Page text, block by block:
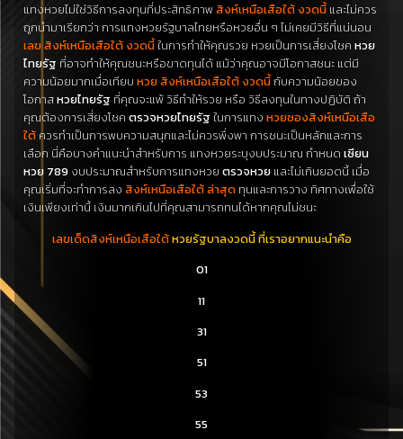
แทงหวยไม่ใช่วิธีการลงทุนที่ประสิทธิภาพสิงห์เหนือเสือใต้ งวดนี้ และไม่ควร
ถูกนำมาเรียกว่า การแทงหวยรัฐบาลไทยหรือหวยอื่น ๆ ไม่เคยมีวิธีที่แน่นอน
เลข สิงห์เหนือเสือใต้ งวดนี้ในการทำให้คุณรวย หวยเป็นการเสี่ยงโชค หวย
ไทยรัฐ ที่อาจทำให้คุณชนะหรือขาดทุนได้ แม้ว่าคุณอาจมีโอกาสชนะ แต่มี
ความน้อยมากเมื่อเทียบ หวย สิงห์เหนือเสือใต้ งวดนี้กับความน้อยของ
โอกาสหวยไทยรัฐ ที่คุณจะแพ้ วิธีทำให้รวย หรือ วิธีลงทุนในทางปฏิบัติ ถ้า
คุณต้องการเสี่ยงโชค ตรวจหวยไทยรัฐ ในการแทง หวยซองสิงห์เหนือเสือ
ใต้ ควรทำเป็นการพบความสนุกและไม่ควรพึ่งพา การชนะเป็นหลักและการ
เลือก นี่คือบางคำแนะนำสำหรับการ แทงหวยระบุงบประมาณ กำหนด เซียน
หวย 789 งบประมาณสำหรับการแทงหวย ตรวจหวย และไม่เกินยอดนี้ เมื่อ
คุณเริ่มที่จะทำการลง สิงห์เหนือเสือใต้ ล่าสุด ทุนและการวาง ทิศทางเพื่อใช้
เงินเพียงเท่านี้ เงินมากเกินไปที่คุณสามารถทนได้หากคุณไม่ชนะ
เลขเด็ดสิงห์เหนือเสือใต้หวยรัฐบาลงวดนี้ที่เราอยากแนะนำคือ
01
11
31
51
53
55